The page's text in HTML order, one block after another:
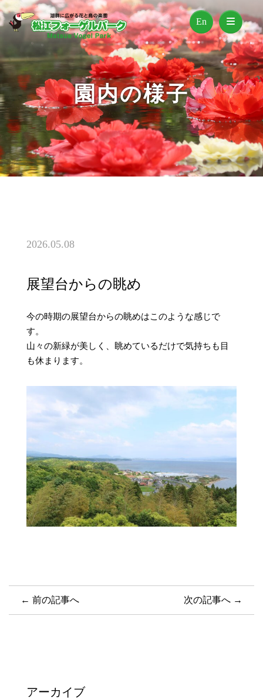
En
園内の様子
2026.05.08
展望台からの眺め
今の時期の展望台からの眺めはこのような感じで
す。
山々の新緑が美しく、眺めているだけで気持ちも目
も休まります。
← 前の記事へ 次の記事へ →
アーカイブ